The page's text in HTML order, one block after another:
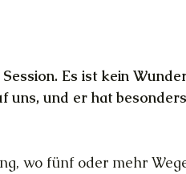
Es ist kein
und er hat
wo fünf oder mehr